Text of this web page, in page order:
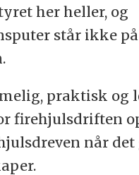
her heller, og
står ikke på
praktisk og
firehjulsdriften
når